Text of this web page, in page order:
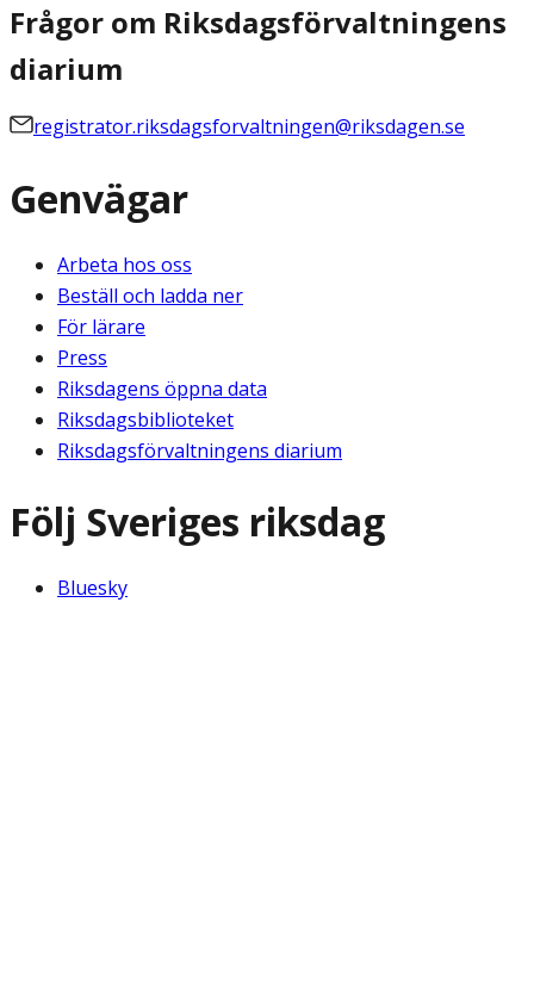
Frågor om Riksdagsförvaltningens
diarium
registrator.riksdagsforvaltningen@riksdagen.se
Genvägar
Arbeta hos oss
Beställ och ladda ner
För lärare
Press
Riksdagens öppna data
Riksdagsbiblioteket
Riksdagsförvaltningens diarium
Följ Sveriges riksdag
Bluesky